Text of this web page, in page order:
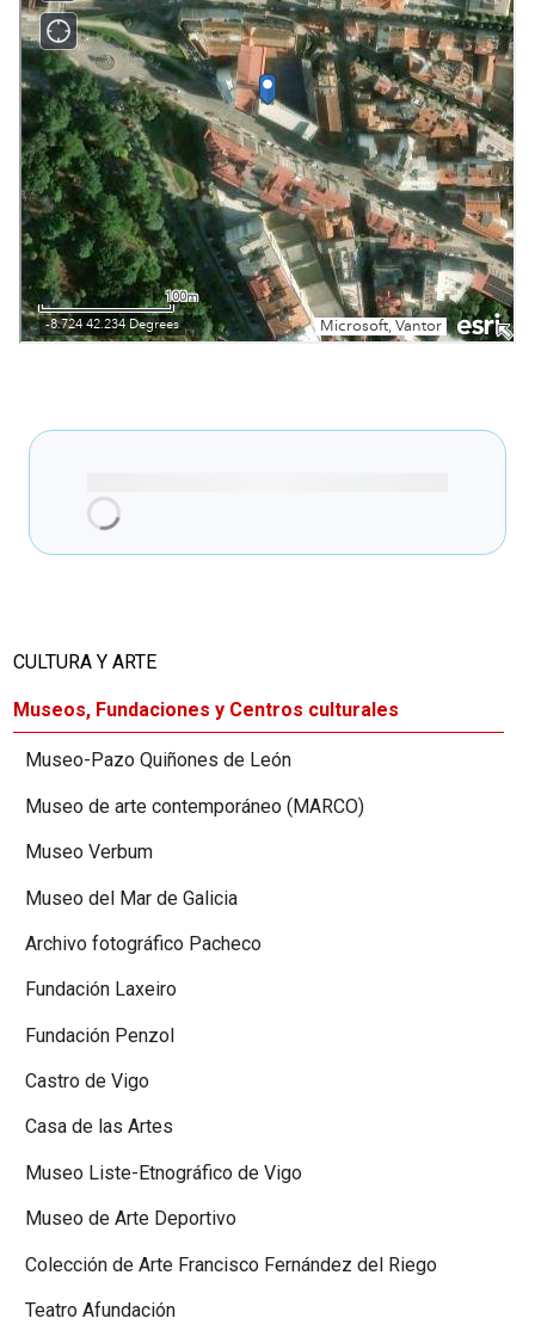
Cargando recomendaciones
CULTURA Y ARTE
Museos, Fundaciones y Centros culturales
Museo-Pazo Quiñones de León
Museo de arte contemporáneo (MARCO)
Museo Verbum
Museo del Mar de Galicia
Archivo fotográfico Pacheco
Fundación Laxeiro
Fundación Penzol
Castro de Vigo
Casa de las Artes
Museo Liste-Etnográfico de Vigo
Museo de Arte Deportivo
Colección de Arte Francisco Fernández del Riego
Teatro Afundación